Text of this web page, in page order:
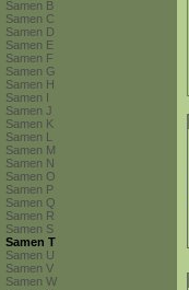
Samen B
Samen C
Samen D
Samen E
Samen F
Samen G
Samen H
Samen I
Samen J
Samen K
Samen L
Samen M
Samen N
Samen O
Samen P
Samen Q
Samen R
Samen S
Samen T
Samen U
Samen V
Samen W